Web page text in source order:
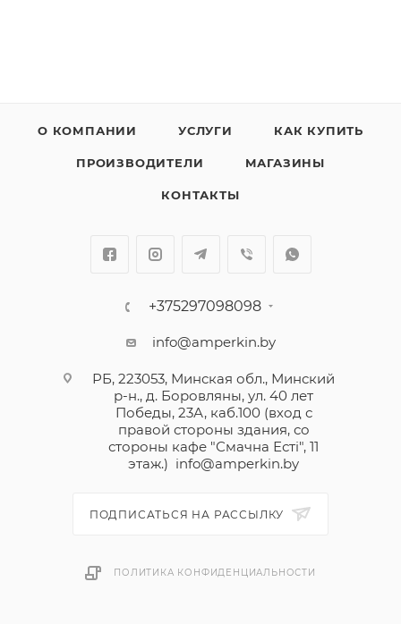
О КОМПАНИИ УСЛУГИ КАК КУПИТЬ
ПРОИЗВОДИТЕЛИ МАГАЗИНЫ
КОНТАКТЫ
+375297098098
info@amperkin.by
РБ, 223053, Минская обл., Минский
р-н., д. Боровляны, ул. 40 лет
Победы, 23А, каб.100 (вход с
правой стороны здания, со
стороны кафе "Смачна Естi", 11
этаж.) info@amperkin.by
ПОДПИСАТЬСЯ НА РАССЫЛКУ
ПОЛИТИКА КОНФИДЕНЦИАЛЬНОСТИ